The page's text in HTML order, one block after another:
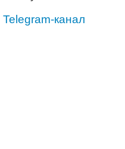
Telegram-канал